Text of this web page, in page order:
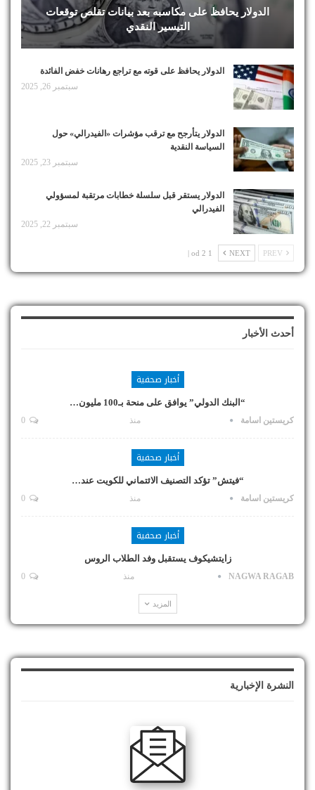
الدولار يحافظ على مكاسبه بعد بيانات تقلص توقعات
التيسير النقدي
الدولار يحافظ على قوته مع تراجع رهانات خفض الفائدة
سبتمبر 26, 2025
الدولار يتأرجح مع ترقب مؤشرات «الفيدرالي» حول
السياسة النقدية
سبتمبر 23, 2025
الدولار يستقر قبل سلسلة خطابات مرتقبة لمسؤولي
الفيدرالي
سبتمبر 22, 2025
NEXT
1 od 2 |
أحدث الأخبار
أخبار صحفية
“البنك الدولي” يوافق على منحة بـ100 مليون…
كريستين اسامة منذ
أخبار صحفية
“فيتش” تؤكد التصنيف الائتماني للكويت عند…
كريستين اسامة منذ
أخبار صحفية
زايتشيكوف يستقبل وفد الطلاب الروس
NAGWA RAGAB منذ
المزيد
النشرة الإخبارية